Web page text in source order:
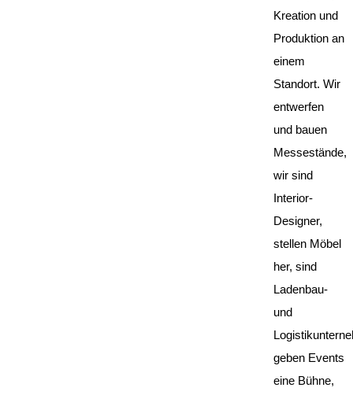
Kreation und
Produktion an
einem
Standort. Wir
entwerfen
und bauen
Messestände,
wir sind
Interior-
Designer,
stellen Möbel
her, sind
Ladenbau-
und
geben Events
eine Bühne,